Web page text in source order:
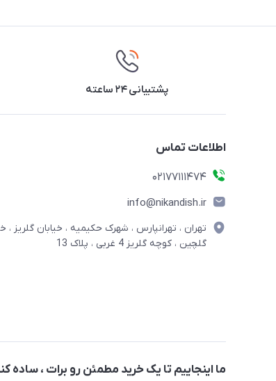
پشتیبانی ۲۴ ساعته
اطلاعات تماس
02177111474
info@nikandish.ir
تهران ، تهرانپارس ، شهرک حکیمیه ، خیابان گلریز ،
گلچین ، کوچه گلریز 4 غربی ، پلاک 13
ما اینجاییم تا یک خرید مطمئن رو برات ، ساده